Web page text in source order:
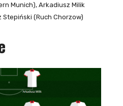
Munich), Arkadiusz Milik
(Ruch Chorzow)